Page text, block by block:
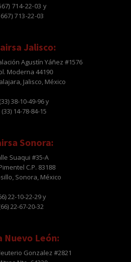
714-22-03 y
713-22-03
Jalisco:
Agustín Yáñez #1576
Moderna 44190
Jalisco, México
(33) 38-10-49-96 y
(33) 14-78-84-15
Sonora:
Suaqui #35-A
C.P. 83188
Sonora, México
22-10-22-29 y
22-67-20-32
Nuevo León:
Gonzalez #2821